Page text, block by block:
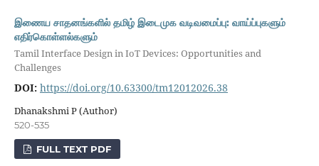
இணைய சாதனங்களில் தமிழ் இடைமுக வடிவமைப்பு: வாய்ப்புகளும்
எதிர்கொள்ளல்களும்
Tamil Interface Design in IoT Devices: Opportunities and
Challenges
DOI: https://doi.org/10.63300/tm12012026.38
Dhanakshmi P (Author)
520-535
FULL TEXT PDF